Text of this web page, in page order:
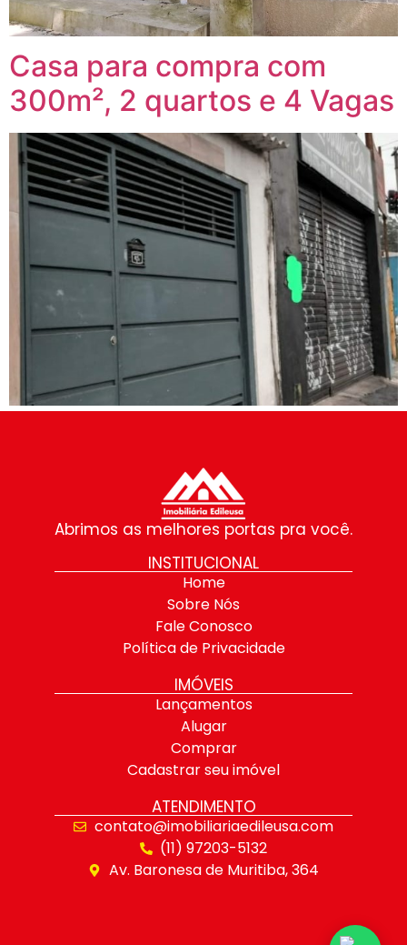
Casa para compra com
300m², 2 quartos e 4 Vagas
Abrimos as melhores portas pra você.
INSTITUCIONAL
Home
Sobre Nós
Fale Conosco
Política de Privacidade
IMÓVEIS
Lançamentos
Alugar
Comprar
Cadastrar seu imóvel
ATENDIMENTO
contato@imobiliariaedileusa.com
(11) 97203-5132
Av. Baronesa de Muritiba, 364